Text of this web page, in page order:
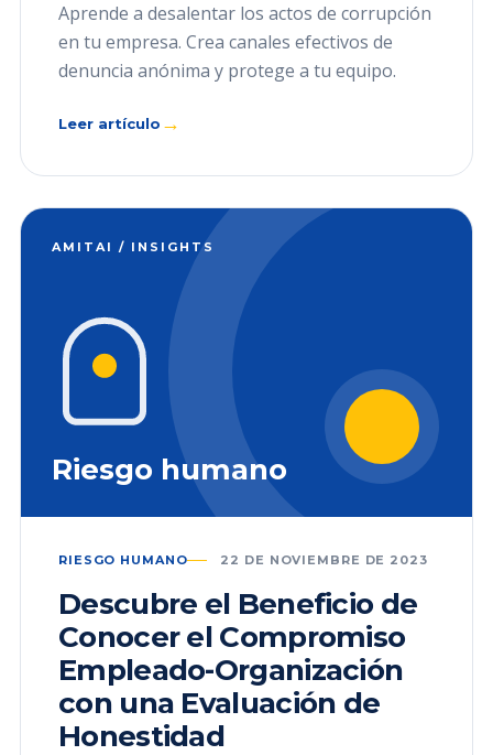
Aprende a desalentar los actos de corrupción
en tu empresa. Crea canales efectivos de
denuncia anónima y protege a tu equipo.
Leer artículo →
AMITAI / INSIGHTS
Riesgo humano
RIESGO HUMANO 22 DE NOVIEMBRE DE 2023
Descubre el Beneficio de
Conocer el Compromiso
Empleado-Organización
con una Evaluación de
Honestidad